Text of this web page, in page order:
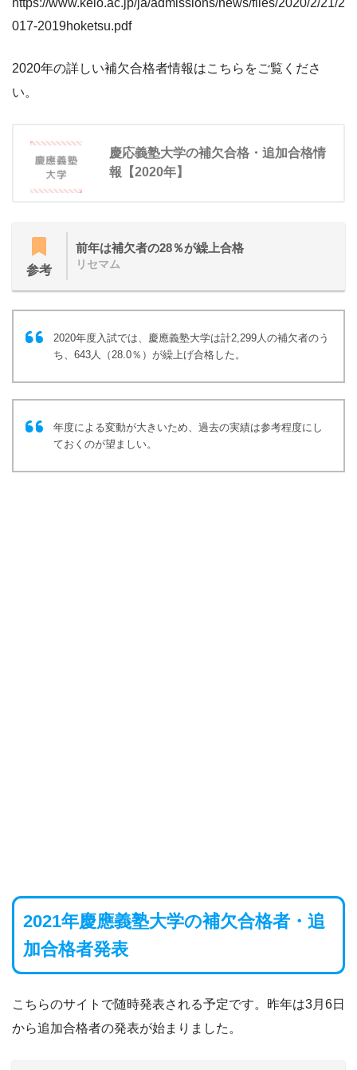
https://www.keio.ac.jp/ja/admissions/news/files/2020/2/21/2
017-2019hoketsu.pdf
2020年の詳しい補欠合格者情報はこちらをご覧くださ
い。
慶応義塾大学の補欠合格・追加合格情
報【2020年】
参考
前年は補欠者の28％が繰上合格
リセマム
2020年度入試では、慶應義塾大学は計2,299人の補欠者のう
ち、643人（28.0％）が繰上げ合格した。
年度による変動が大きいため、過去の実績は参考程度にし
ておくのが望ましい。
2021年慶應義塾大学の補欠合格者・追
加合格者発表
こちらのサイトで随時発表される予定です。昨年は3月6日
から追加合格者の発表が始まりました。